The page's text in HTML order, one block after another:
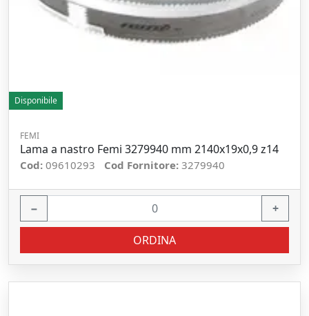
Disponibile
FEMI
Lama a nastro Femi 3279940 mm 2140x19x0,9 z14
Cod: 09610293 Cod Fornitore: 3279940
− +
ORDINA